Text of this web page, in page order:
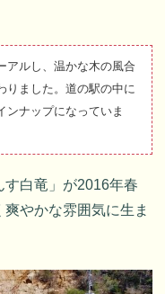
アルし、温かな木の風合
りました。道の駅の中に
ンナップになっていま
す白竜」が2016年春
やかな雰囲気に生ま